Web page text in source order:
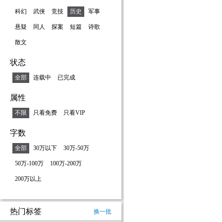
科幻 武侠 竞技 历史 军事
悬疑 同人 探案 短篇 诗歌
散文
状态
全部 连载中 已完成
属性
不限 只看免费 只看VIP
字数
全部 30万以下 30万-50万
50万-100万 100万-200万
200万以上
热门标签 换一批